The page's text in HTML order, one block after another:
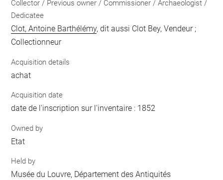
Collector / Previous owner / Commissioner / Archaeologist /
Dedicatee
Clot, Antoine Barthélémy, dit aussi Clot Bey, Vendeur ;
Collectionneur
Acquisition details
achat
Acquisition date
date de l'inscription sur l'inventaire : 1852
Owned by
Etat
Held by
Musée du Louvre, Département des Antiquités